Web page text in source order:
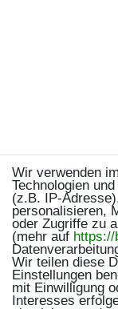
Wir verwenden
Technologien
(z.B. IP-
personalisieren,
oder Zugriffe zu
(mehr auf
Wir teilen diese
Einstellungen
mit Einwilligung
Interesses